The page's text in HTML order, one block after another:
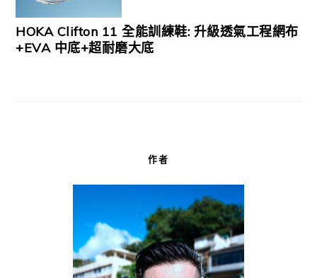
HOKA Clifton 11 全能訓練鞋: 升級透氣工程網布
+EVA 中底+超耐磨大底
作者